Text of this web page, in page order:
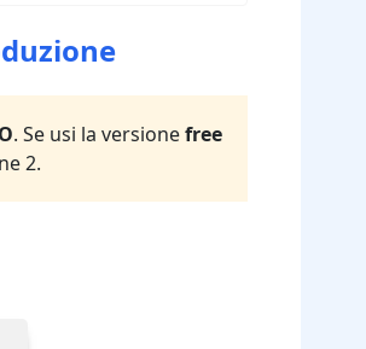
. Se usi la versionefree
2.